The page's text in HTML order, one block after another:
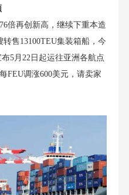
倍再创新高，继续下重本造
售13100TEU集装箱船，今
5月22日起运往亚洲各航点
FEU调涨600美元，请卖家